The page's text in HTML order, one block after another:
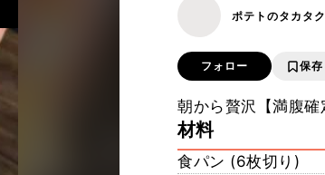
ポテトのタカタ
フォロー 保存
朝から贅沢【満腹確
材料
食パン (6枚切り)